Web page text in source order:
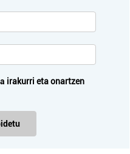
irakurri eta onartzen